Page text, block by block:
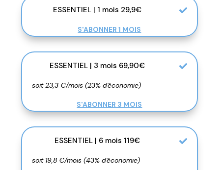
ESSENTIEL | 1 mois 29,9€
S'ABONNER 1 MOIS
ESSENTIEL | 3 mois 69,90€
soit 23,3 €/mois (23% d'économie)
S'ABONNER 3 MOIS
ESSENTIEL | 6 mois 119€
soit 19,8 €/mois (43% d'économie)